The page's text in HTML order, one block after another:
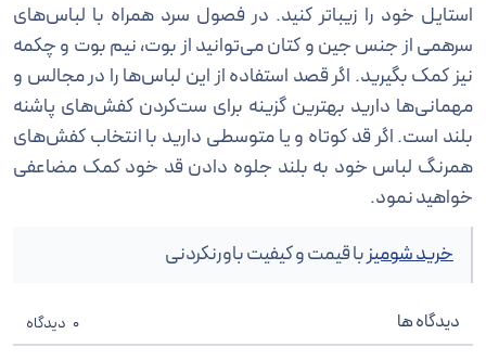
استایل خود را زیبا‌‌تر کنید. در فصول سرد همراه با لباس‌های
سرهمی از جنس جین و کتان می‌توانید از بوت، نیم بوت و چکمه
نیز کمک بگیرید. اگر قصد استفاده از این لباس‌ها را در مجالس و
مهمانی‌ها دارید بهترین گزینه برای ست‌کردن کفش‌های پاشنه
بلند است. اگر قد کوتاه و یا متوسطی دارید با انتخاب کفش‌های
همرنگ لباس خود به بلند جلوه دادن قد خود کمک مضاعفی
خواهید نمود.
خرید شومیزبا قیمت و کیفیت باورنکردنی
دیدگاه ها 0 دیدگاه